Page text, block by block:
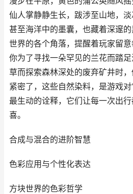
仙人掌静静生长，跋涉至山地，淡
甚至海洋中的墨囊，也藏着深邃
世界的各个角落，提醒着玩家留
你为了寻找一朵罕见的兰花而踏
草而探索森林深处的废弃矿井时
紧密了，这些自然染料，是游戏对
最生动的诠释，它们让每一次出
喜。
合成与混合的进阶智慧
色彩应用与个性化表达
方块世界的色彩哲学